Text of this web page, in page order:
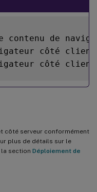
contenu de
côté
côté
côté serveur conformément
plus de détails sur le
la section Déploiement de